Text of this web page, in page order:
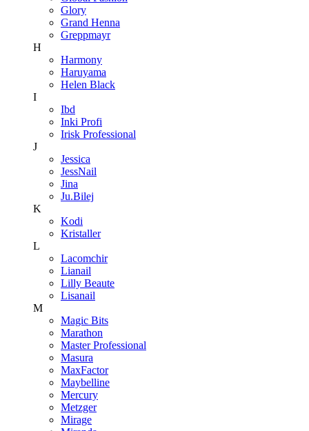
Glory
Grand Henna
Greppmayr
H
Harmony
Haruyama
Helen Black
I
Ibd
Inki Profi
Irisk Professional
J
Jessica
JessNail
Jina
Ju.Bilej
K
Kodi
Kristaller
L
Lacomchir
Lianail
Lilly Beaute
Lisanail
M
Magic Bits
Marathon
Master Professional
Masura
MaxFactor
Maybelline
Mercury
Metzger
Mirage